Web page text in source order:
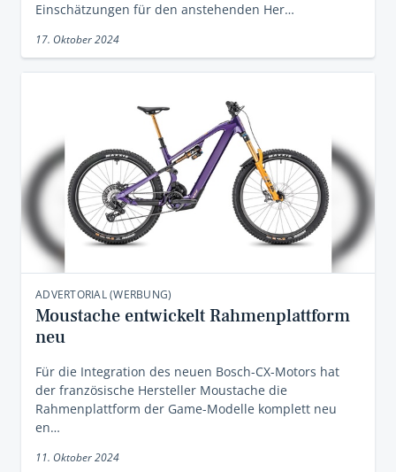
Einschätzungen für den anstehenden Her…
17. Oktober 2024
ADVERTORIAL (WERBUNG)
Moustache entwickelt Rahmenplattform
neu
Für die Integration des neuen Bosch-CX-Motors hat
der französische Hersteller Moustache die
Rahmenplattform der Game-Modelle komplett neu
en…
11. Oktober 2024